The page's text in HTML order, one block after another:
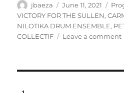
Author
jbaeza
Posted
on
June 11, 2021
VICTORY FOR THE SULLEN,
NILOTIKA DRUM ENSEMBLE,
COLLECTIF
Leave a comment